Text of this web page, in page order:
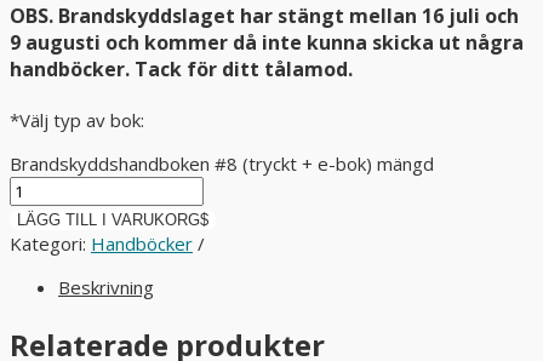
OBS. Brandskyddslaget har stängt mellan 16 juli och
9 augusti och kommer då inte kunna skicka ut några
handböcker. Tack för ditt tålamod.
*Välj typ av bok:
Brandskyddshandboken #8 (tryckt + e-bok) mängd
LÄGG TILL I VARUKORG
Kategori: Handböcker
Beskrivning
Relaterade produkter